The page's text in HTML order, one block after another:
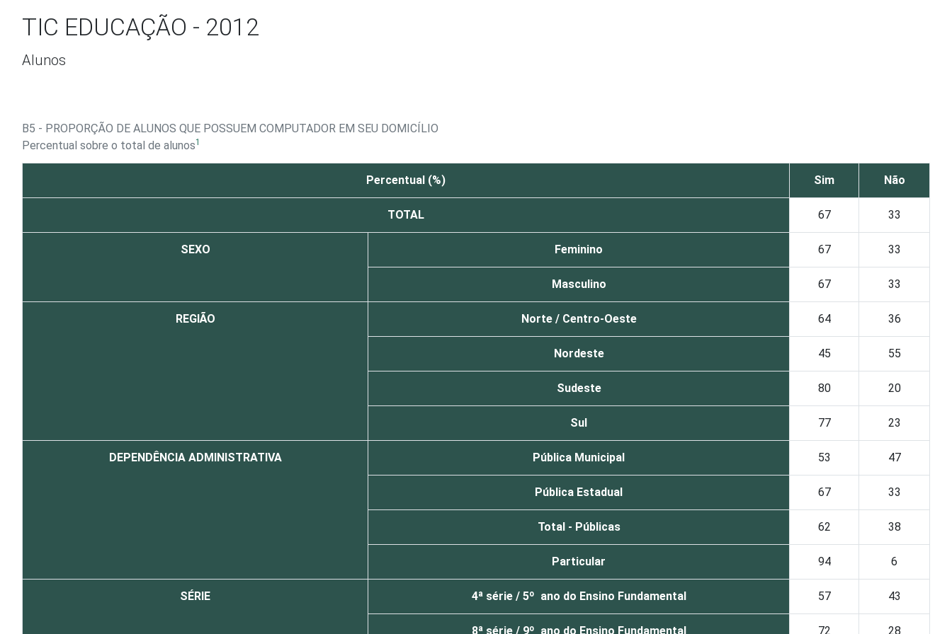
TIC EDUCAÇÃO - 2012
Alunos
B5 - PROPORÇÃO DE ALUNOS QUE POSSUEM COMPUTADOR EM SEU DOMICÍLIO
Percentual sobre o total de alunos1
Percentual (%) Sim Não
TOTAL 67 33
SEXO Feminino 67 33
Masculino 67 33
REGIÃO Norte / Centro-Oeste 64 36
Nordeste 45 55
Sudeste 80 20
Sul 77 23
DEPENDÊNCIA ADMINISTRATIVA Pública Municipal 53 47
Pública Estadual 67 33
Total - Públicas 62 38
Particular 94 6
SÉRIE 4ª série / 5º ano do Ensino Fundamental 57 43
8ª série / 9º ano do Ensino Fundamental 72 28